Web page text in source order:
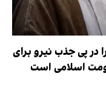
در پی جذب نیرو برای
اسلامی است